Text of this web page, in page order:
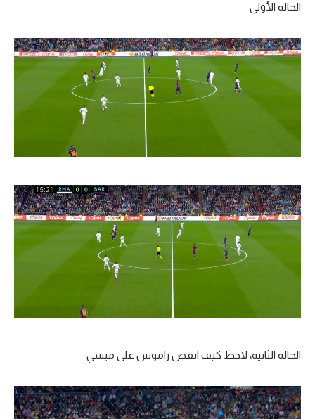
الحالة الأولى
الحالة الثانية، لاحظ كيف انقض راموس على ميسي